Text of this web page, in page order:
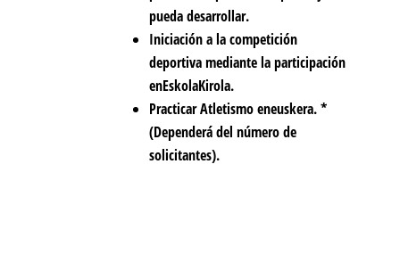
pueda desarrollar.
Iniciación a la competición
deportiva mediante la participación
enEskolaKirola.
Practicar Atletismo eneuskera. *
(Dependerá del número de
solicitantes).